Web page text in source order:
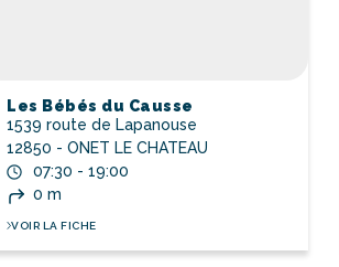
Les Bébés du Causse
1539 route de Lapanouse
12850 - ONET LE CHATEAU
07:30 - 19:00
0 m
VOIR LA FICHE